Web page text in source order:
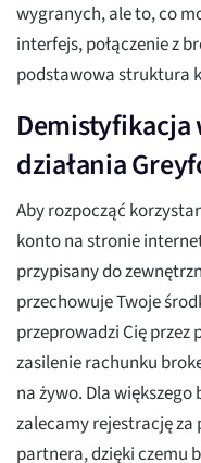
wygranych, ale to, co
interfejs, połączenie z
podstawowa struktura
działania
Aby rozpocząć
konto na stronie
przypisany do
przechowuje Twoje
przeprowadzi Cię
zasilenie rachunku
na żywo. Dla
zalecamy rejestrację
partnera, dzięki czemu